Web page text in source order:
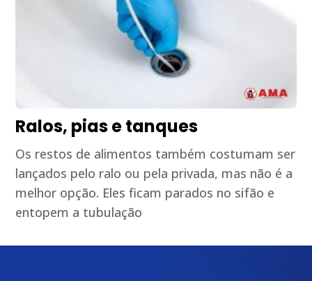
Ralos, pias e tanques
Os restos de alimentos também costumam ser
lançados pelo ralo ou pela privada, mas não é a
melhor opção. Eles ficam parados no sifão e
entopem a tubulação